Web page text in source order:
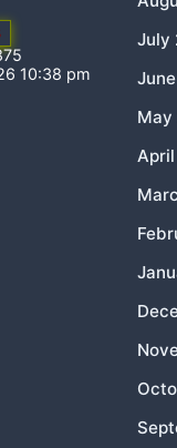
10:38 pm
July
May